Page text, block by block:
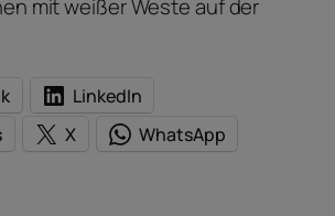
mit weißer Weste auf der
LinkedIn
X WhatsApp